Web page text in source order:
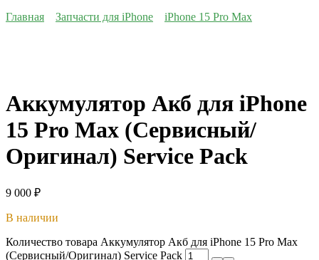
Главная
Запчасти для iPhone iPhone 15 Pro Max
Аккумулятор Акб для iPhone
15 Pro Max (Сервисный/
Оригинал) Service Pack
9 000 ₽
В наличии
Количество товара Аккумулятор Акб для iPhone 15 Pro Max
(Сервисный/Оригинал) Service Pack